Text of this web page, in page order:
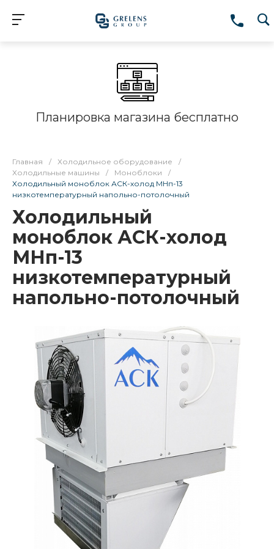
Планировка магазина бесплатно
Главная / Холодильное оборудование
/
Холодильные машины
/ Моноблоки
/
Холодильный моноблок АСК-холод МНп-13
низкотемпературный напольно-потолочный
Холодильный
моноблок АСК-холод
МНп-13
низкотемпературный
напольно-потолочный